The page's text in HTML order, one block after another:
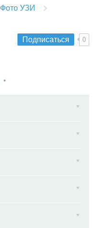
Фото УЗИ
Подписаться 0